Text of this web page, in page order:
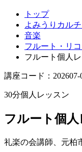
トップ
よみうりカル
音楽
フルート・リ
フルート個人
講座コード：202607-
30分個人レッスン
フルート個
礼楽の会講師、元柏